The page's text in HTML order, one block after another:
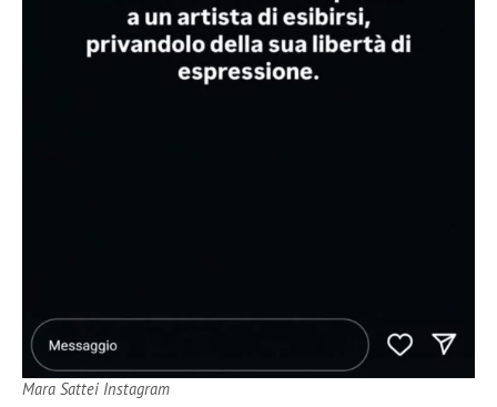
Mara Sattei Instagram